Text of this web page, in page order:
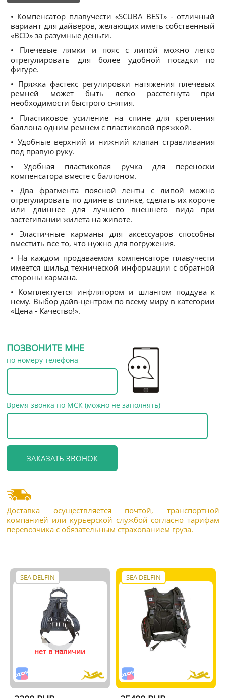
• Компенсатор плавучести «SCUBA BEST» - отличный
вариант для дайверов, желающих иметь собственный
«BCD» за разумные деньги.
• Плечевые лямки и пояс с липой можно легко
отрегулировать для более удобной посадки по
фигуре.
• Пряжка фастекс регулировки натяжения плечевых
ремней может быть легко расстегнута при
необходимости быстрого снятия.
• Пластиковое усиление на спине для крепления
баллона одним ремнем с пластиковой пряжкой.
• Удобные верхний и нижний клапан стравливания
под правую руку.
• Удобная пластиковая ручка для переноски
компенсатора вместе с баллоном.
• Два фрагмента поясной ленты с липой можно
отрегулировать по длине в спинке, сделать их короче
или длиннее для лучшего внешнего вида при
застегивании жилета на животе.
• Эластичные карманы для аксессуаров способны
вместить все то, что нужно для погружения.
• На каждом продаваемом компенсаторе плавучести
имеется шильд технической информации с обратной
стороны кармана.
• Комплектуется инфлятором и шлангом поддува к
нему. Выбор дайв-центром по всему миру в категории
«Цена - Качество!».
ПОЗВОНИТЕ МНЕ
по номеру телефона
Время звонка по МСК (можно не заполнять)
Доставка осуществляется почтой, транспортной
компанией или курьерской службой согласно тарифам
перевозчика с обязательным страхованием груза.
SEA DELFIN
нет в наличии
SEA DELFIN